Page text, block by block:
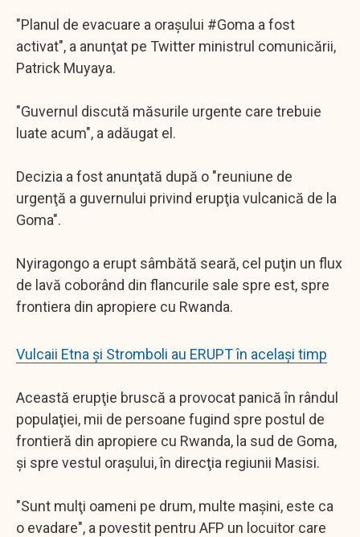
"Planul de evacuare a oraşului #Goma a fost
activat", a anunţat pe Twitter ministrul comunicării,
Patrick Muyaya.
"Guvernul discută măsurile urgente care trebuie
luate acum", a adăugat el.
Decizia a fost anunţată după o "reuniune de
urgenţă a guvernului privind erupţia vulcanică de la
Goma".
Nyiragongo a erupt sâmbătă seară, cel puţin un flux
de lavă coborând din flancurile sale spre est, spre
frontiera din apropiere cu Rwanda.
Vulcaii Etna și Stromboli au ERUPT în același timp
Această erupţie bruscă a provocat panică în rândul
populaţiei, mii de persoane fugind spre postul de
frontieră din apropiere cu Rwanda, la sud de Goma,
şi spre vestul oraşului, în direcţia regiunii Masisi.
"Sunt mulţi oameni pe drum, multe maşini, este ca
o evadare", a povestit pentru AFP un locuitor care